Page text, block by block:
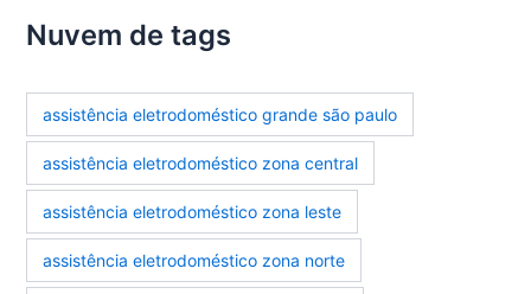
Nuvem de tags
assistência eletrodoméstico grande são paulo
assistência eletrodoméstico zona central
assistência eletrodoméstico zona leste
assistência eletrodoméstico zona norte